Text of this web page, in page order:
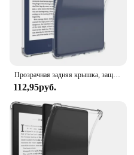
112,95руб.